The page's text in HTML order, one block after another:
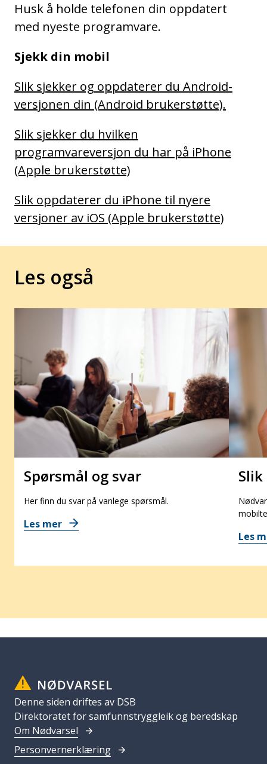
Husk å holde telefonen din oppdatert
med nyeste programvare.
Sjekk din mobil
Slik sjekker og oppdaterer du Android-
versjonen din (Android brukerstøtte).
Slik sjekker du hvilken
programvareversjon du har på iPhone
(Apple brukerstøtte)
Slik oppdaterer du iPhone til nyere
versjoner av iOS (Apple brukerstøtte)
Les også
Spørsmål og svar
Her finn du svar på vanlege spørsmål.
Les mer
Les
Denne siden driftes av DSB
Direktoratet for samfunnstryggleik og beredskap
Om Nødvarsel
Personvernerklæring